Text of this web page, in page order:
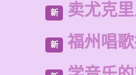
新 卖尤克
新 福州唱